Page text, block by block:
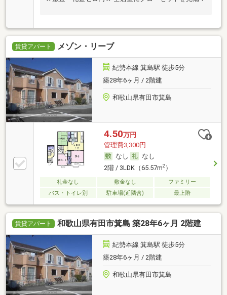
賃貸アパート メゾン・リーブ
紀勢本線 箕島駅 徒歩5分
築28年6ヶ月 / 2階建
和歌山県有田市箕島
4.50万円
管理費3,300円
なし
なし
2階 / 3LDK（65.57m2）
礼金なし 敷金なし
ファミリー
バス・トイレ別
駐車場(近隣含) 最上階
賃貸アパート 和歌山県有田市箕島 築28年6ヶ月 2階建
紀勢本線 箕島駅 徒歩5分
築28年6ヶ月 / 2階建
和歌山県有田市箕島